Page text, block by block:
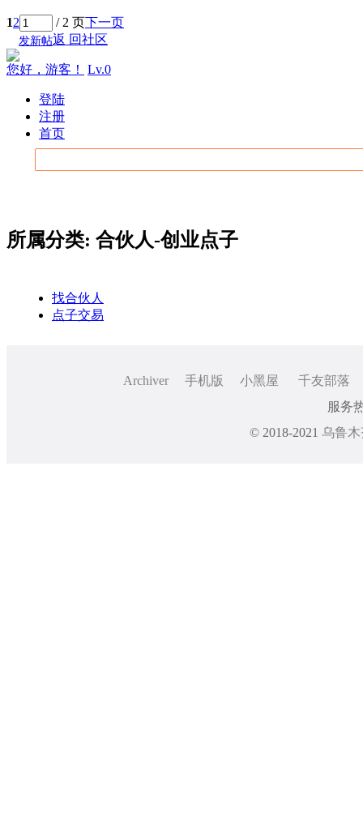
12 / 2 页下一页
返 回社区
发新帖
您好，游客！ Lv.0
登陆
注册
首页
所属分类: 合伙人-创业点子
找合伙人
点子交易
Archiver 手机版 小黑屋
千友部落
服务
© 2018-2021 乌鲁